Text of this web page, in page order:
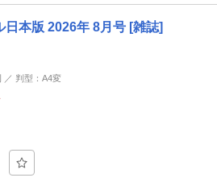
日本版 2026年 8月号 [雑誌]
／ 判型：A4変